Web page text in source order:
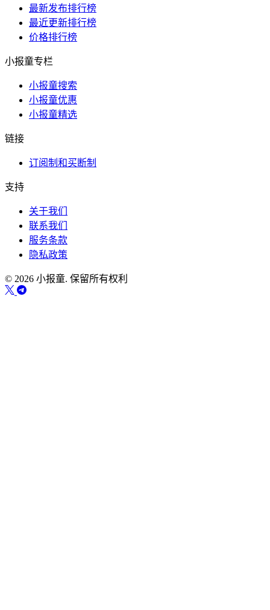
最新发布排行榜
最近更新排行榜
价格排行榜
小报童专栏
小报童搜索
小报童优惠
小报童精选
链接
订阅制和买断制
支持
关于我们
联系我们
服务条款
隐私政策
© 2026 小报童. 保留所有权利